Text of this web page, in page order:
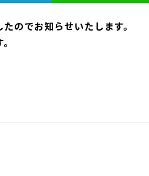
のでお知らせいたします。